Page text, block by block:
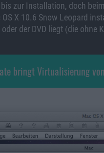
zur Installation, doch
X 10.6 Snow Leopard
der DVD liegt (die
bringt Virtualisierung